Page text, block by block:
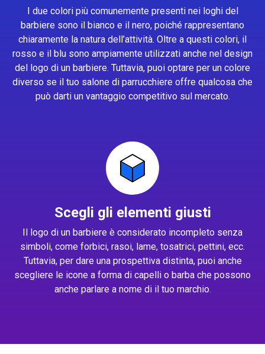
I due colori più comunemente presenti nei loghi del
barbiere sono il bianco e il nero, poiché rappresentano
chiaramente la natura dell’attività. Oltre a questi colori, il
rosso e il blu sono ampiamente utilizzati anche nel design
del logo di un barbiere. Tuttavia, puoi optare per un colore
diverso se il tuo salone di parrucchiere offre qualcosa che
può darti un vantaggio competitivo sul mercato.
Scegli gli elementi giusti
Il logo di un barbiere è considerato incompleto senza
simboli, come forbici, rasoi, lame, tosatrici, pettini, ecc.
Tuttavia, per dare una prospettiva distinta, puoi anche
scegliere le icone a forma di capelli o barba che possono
anche parlare a nome di il tuo marchio.